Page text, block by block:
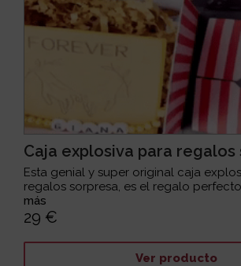
Caja explosiva para regalos
Esta genial y super original caja
regalos sorpresa, es el regalo
más
29 €
Ver producto